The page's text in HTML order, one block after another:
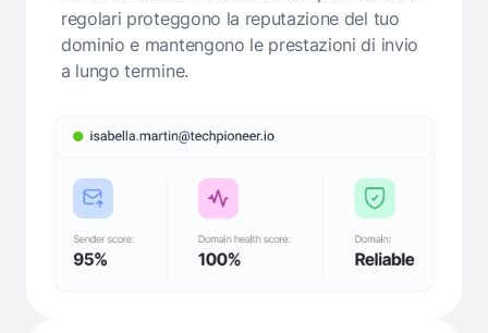
regolari proteggono la reputazione del tuo
dominio e mantengono le prestazioni di invio
a lungo termine.